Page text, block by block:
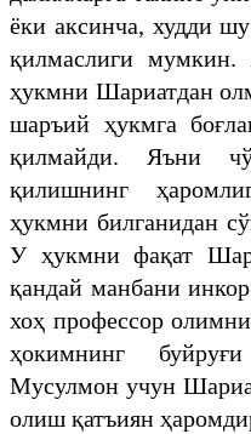
ёки аксинча, худди
қилмаслиги
ҳукмни Шариатдан
шаръий ҳукмга
қилмайди. Яъни
қилишнинг
ҳукмни билганидан
У ҳукмни фақат
қандай манбани
хоҳ профессор
ҳокимнинг
Мусулмон учун
олиш қатъиян